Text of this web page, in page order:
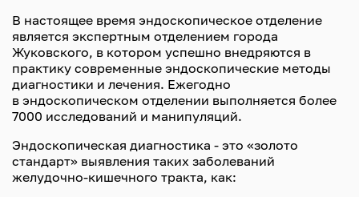
В настоящее время эндоскопическое отделение
является экспертным отделением города
Жуковского, в котором успешно внедряются в
практику современные эндоскопические методы
диагностики и лечения. Ежегодно
в эндоскопическом отделении выполняется более
7000 исследований и манипуляций.
Эндоскопическая диагностика - это «золото
стандарт» выявления таких заболеваний
желудочно-кишечного тракта, как: